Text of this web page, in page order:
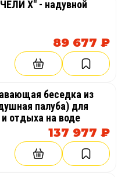
Х" - надувной
89 677 ₽
беседка из
палуба) для
и отдыха на воде
137 977 ₽